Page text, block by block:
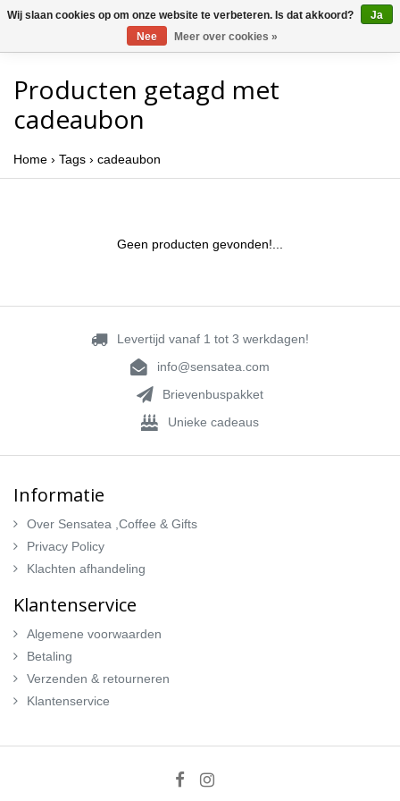
Producten getagd met
cadeaubon
Home › Tags › cadeaubon
Geen producten gevonden!...
Levertijd vanaf 1 tot 3 werkdagen!
info@sensatea.com
Brievenbuspakket
Unieke cadeaus
Informatie
Over Sensatea ,Coffee & Gifts
Privacy Policy
Klachten afhandeling
Klantenservice
Algemene voorwaarden
Betaling
Verzenden & retourneren
Klantenservice
Wij slaan cookies op om onze website te verbeteren. Is dat akkoord?
Ja
Nee
Meer over cookies »